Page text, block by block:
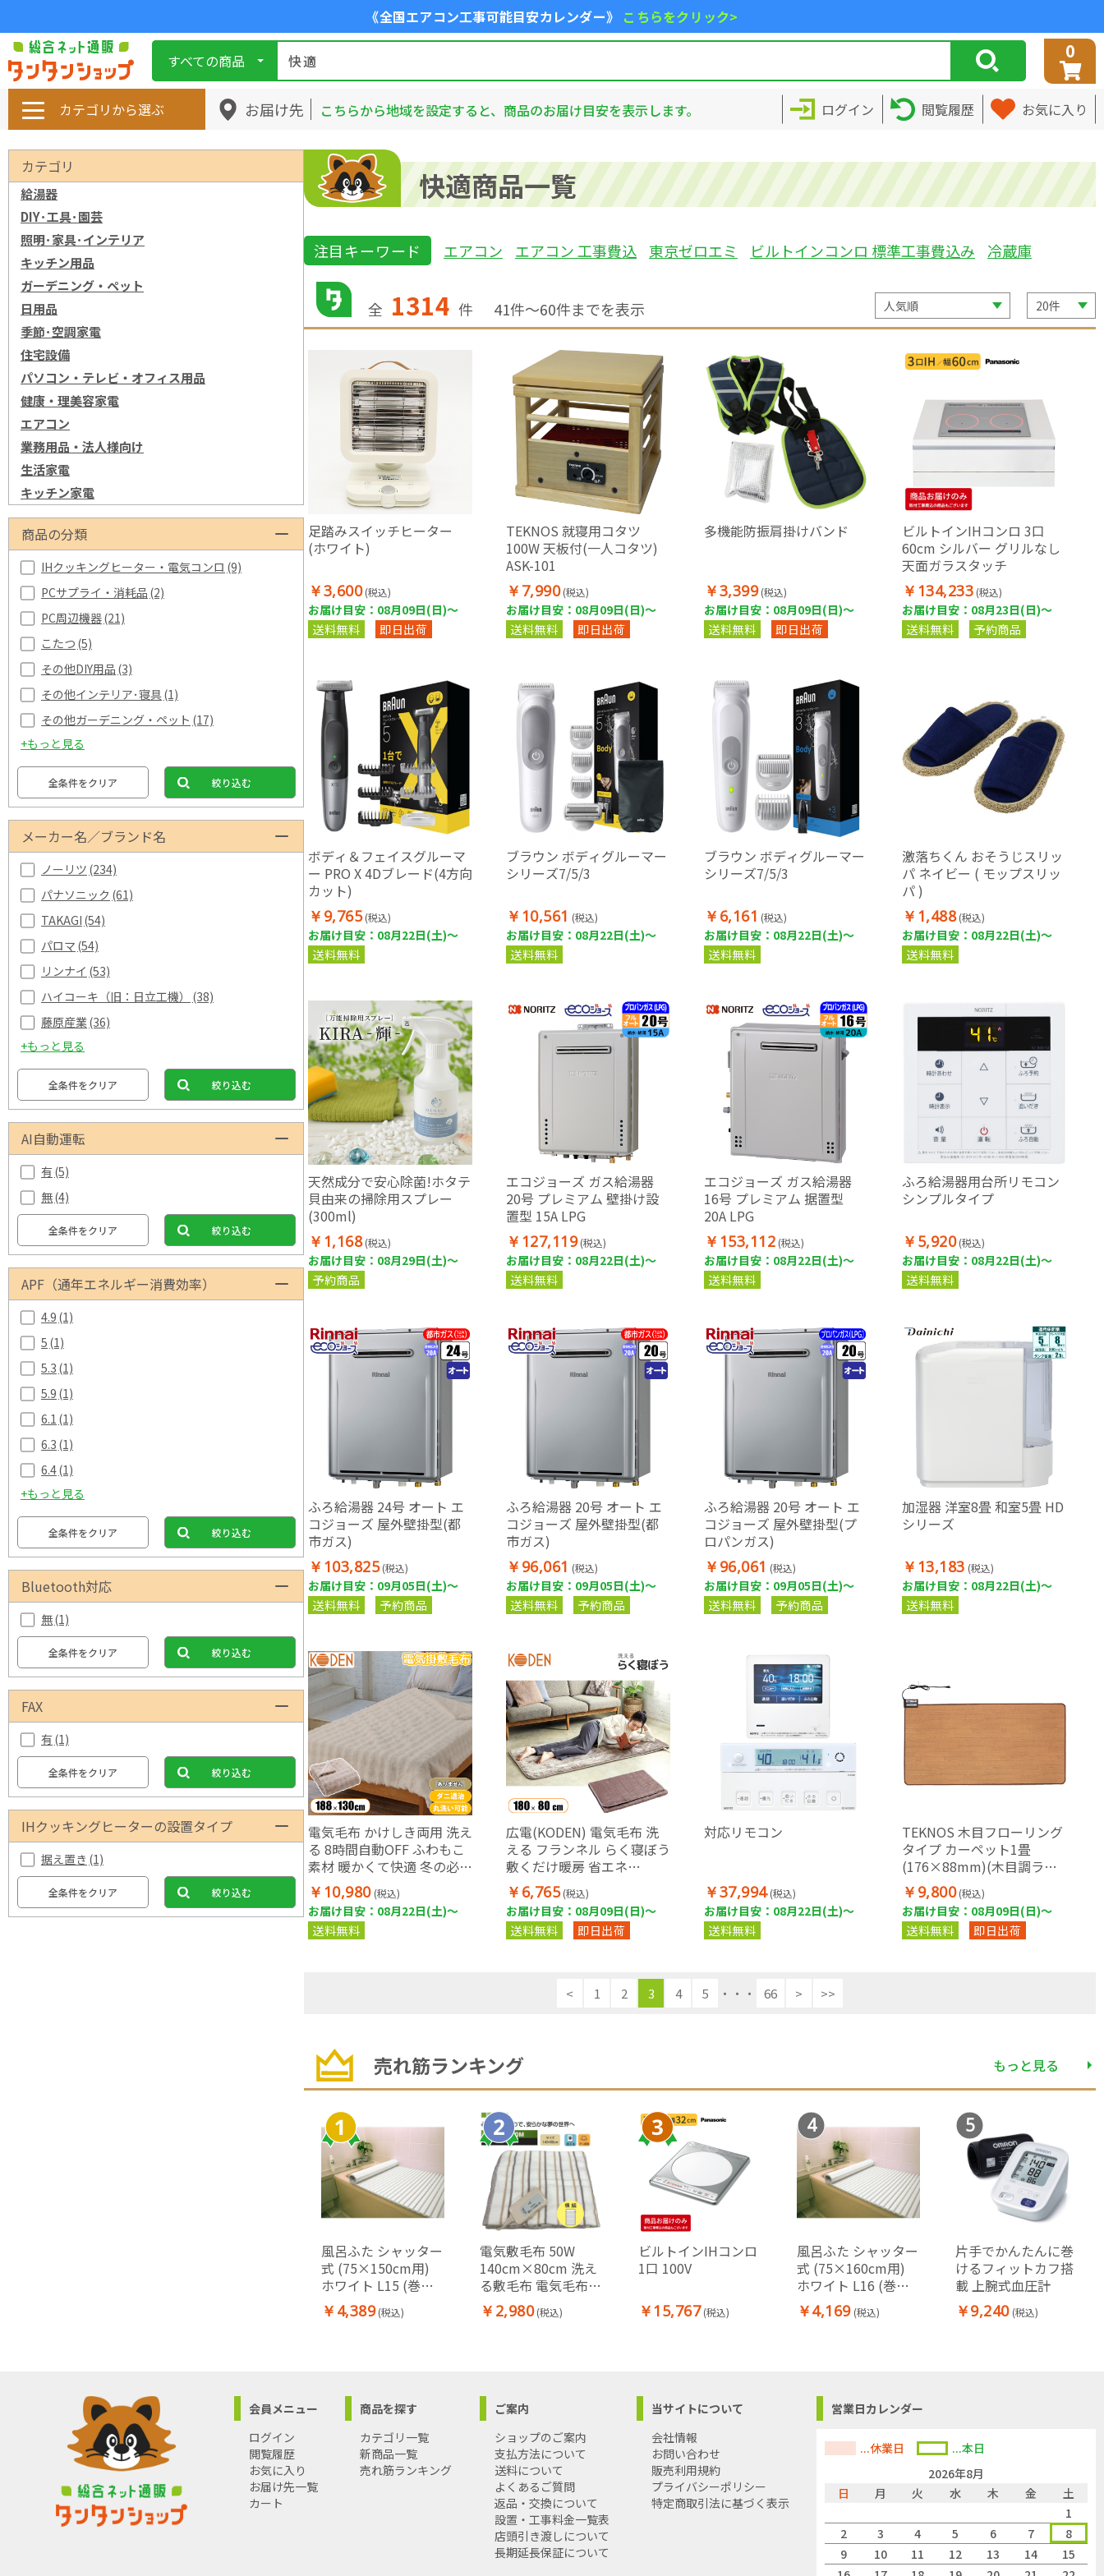
《全国エアコン工事可能目安カレンダー》 こちらをクリック>
すべての商品 0
カテゴリから選ぶ お届け先 こちらから地域を設定すると、商品のお届け目安を表示します。 ログイン 閲覧履歴 お気に入り
カテゴリ
給湯器
DIY･工具･園芸
照明･家具･インテリア
キッチン用品
ガーデニング・ペット
日用品
季節･空調家電
住宅設備
パソコン・テレビ・オフィス用品
健康・理美容家電
エアコン
業務用品・法人様向け
生活家電
キッチン家電
商品の分類
IHクッキングヒーター・電気コンロ (9)
PCサプライ・消耗品 (2)
PC周辺機器(21)
こたつ (5)
その他DIY用品 (3)
その他インテリア･寝具(1)
その他ガーデニング・ペット (17)
+もっと見る
全条件をクリア 絞り込む
メーカー名／ブランド名
ノーリツ (234)
パナソニック (61)
TAKAGI (54)
パロマ (54)
リンナイ (53)
ハイコーキ（旧：日立工機）
(38)
藤原産業(36)
+もっと見る
全条件をクリア 絞り込む
AI自動運転
有 (5)
無(4)
全条件をクリア 絞り込む
APF（通年エネルギー消費効率）
4.9 (1)
5 (1)
5.3 (1)
5.9 (1)
6.1 (1)
6.3 (1)
6.4(1)
+もっと見る
全条件をクリア 絞り込む
Bluetooth対応
無(1)
全条件をクリア 絞り込む
FAX
有 (1)
全条件をクリア 絞り込む
IHクッキングヒーターの設置タイプ
据え置き (1)
全条件をクリア 絞り込む
快適商品一覧
注目キーワード エアコン エアコン 工事費込 東京ゼロエミ ビルトインコンロ 標準工事費込み 冷蔵庫
全 1314 件 41件〜60件までを表示
足踏みスイッチヒーター
(ホワイト)
￥3,600 (税込)
お届け目安：08月09日(日)～
送料無料
即日出荷
TEKNOS 就寝用コタツ
100W 天板付(一人コタツ)
ASK-101
￥7,990 (税込)
お届け目安：08月09日(日)～
送料無料
即日出荷
多機能防振肩掛けバンド
￥3,399 (税込)
お届け目安：08月09日(日)～
送料無料
即日出荷
ビルトインIHコンロ 3口
60cm シルバー グリルなし
天面ガラスタッチ
￥134,233 (税込)
お届け目安：08月23日(日)～
送料無料
予約商品
ボディ＆フェイスグルーマ
ー PRO X 4Dブレード(4方向
カット)
￥9,765 (税込)
お届け目安：08月22日(土)～
送料無料
ブラウン ボディグルーマー
シリーズ7/5/3
￥10,561 (税込)
お届け目安：08月22日(土)～
送料無料
ブラウン ボディグルーマー
シリーズ7/5/3
￥6,161 (税込)
お届け目安：08月22日(土)～
送料無料
激落ちくん おそうじスリッ
パ ネイビー ( モップスリッ
パ )
￥1,488 (税込)
お届け目安：08月22日(土)～
送料無料
天然成分で安心除菌!ホタテ
貝由来の掃除用スプレー
(300ml)
￥1,168 (税込)
お届け目安：08月29日(土)～
予約商品
エコジョーズ ガス給湯器
20号 プレミアム 壁掛け設
置型 15A LPG
￥127,119 (税込)
お届け目安：08月22日(土)～
送料無料
エコジョーズ ガス給湯器
16号 プレミアム 据置型
20A LPG
￥153,112 (税込)
お届け目安：08月22日(土)～
送料無料
ふろ給湯器用台所リモコン
シンプルタイプ
￥5,920 (税込)
お届け目安：08月22日(土)～
送料無料
ふろ給湯器 24号 オート エ
コジョーズ 屋外壁掛型(都
市ガス)
￥103,825 (税込)
お届け目安：09月05日(土)～
送料無料
予約商品
ふろ給湯器 20号 オート エ
コジョーズ 屋外壁掛型(都
市ガス)
￥96,061 (税込)
お届け目安：09月05日(土)～
送料無料
予約商品
ふろ給湯器 20号 オート エ
コジョーズ 屋外壁掛型(プ
ロパンガス)
￥96,061 (税込)
お届け目安：09月05日(土)～
送料無料
予約商品
加湿器 洋室8畳 和室5畳 HD
シリーズ
￥13,183 (税込)
お届け目安：08月22日(土)～
送料無料
電気毛布 かけしき両用 洗え
る 8時間自動OFF ふわもこ
素材 暖かくて快適 冬の必需
品
￥10,980 (税込)
お届け目安：08月22日(土)～
送料無料
広電(KODEN) 電気毛布 洗
える フランネル らく寝ぼう
敷くだけ暖房 省エネ
80×180cm VWR181H-MM
￥6,765 (税込)
お届け目安：08月09日(日)～
送料無料
即日出荷
対応リモコン
￥37,994 (税込)
お届け目安：08月22日(土)～
送料無料
TEKNOS 木目フローリング
タイプ カーペット1畳
(176×88mm)(木目調ライ
トブラウン)【日本製】
TWM-1000M
￥9,800 (税込)
お届け目安：08月09日(日)～
送料無料
即日出荷
< 1 2 3 4 5 ・・・ 66 > >>
売れ筋ランキング もっと見る
風呂ふた シャッター
式 (75×150cm用)
ホワイト L15 (巻き
フタ)
￥4,389 (税込)
電気敷毛布 50W
140cm×80cm 洗え
る敷毛布 電気毛布
洗濯 温度調整機能
ダニ退治機能 テクノ
￥2,980 (税込)
ビルトインIHコンロ
1口 100V
￥15,767 (税込)
4
風呂ふた シャッター
式 (75×160cm用)
ホワイト L16 (巻き
フタ)
￥4,169 (税込)
5
片手でかんたんに巻
けるフィットカフ搭
載 上腕式血圧計
￥9,240 (税込)
会員メニュー
ログイン
閲覧履歴
お気に入り
お届け先一覧
カート
商品を探す
カテゴリ一覧
新商品一覧
売れ筋ランキング
ご案内
ショップのご案内
支払方法について
送料について
よくあるご質問
返品・交換について
設置・工事料金一覧表
店頭引き渡しについて
長期延長保証について
当サイトについて
会社情報
お問い合わせ
販売利用規約
プライバシーポリシー
特定商取引法に基づく表示
営業日カレンダー
...休業日
...本日
2026年8月
日
月 火 水 木 金
土
1
2
3 4 5 6 7
8
9
10 11 12 13 14
15